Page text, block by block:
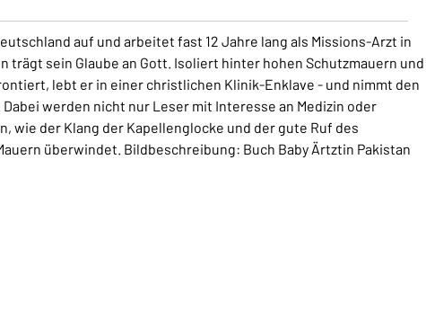
auf und arbeitet fast 12 Jahre lang als Missions-Arzt in
trägt sein Glaube an Gott. Isoliert hinter hohen Schutzmauern und
lebt er in einer christlichen Klinik-Enklave - und nimmt den
werden nicht nur Leser mit Interesse an Medizin oder
wie der Klang der Kapellenglocke und der gute Ruf des
überwindet. Bildbeschreibung: Buch Baby Ärtztin Pakistan